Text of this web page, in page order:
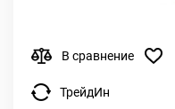
В сравнение
ТрейдИн